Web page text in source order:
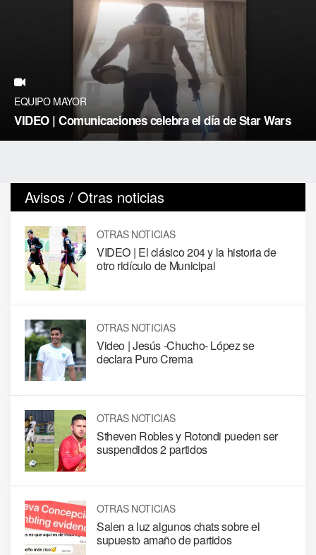
EQUIPO MAYOR
VIDEO | Comunicaciones celebra el día de Star Wars
Avisos / Otras noticias
OTRAS NOTICIAS
VIDEO | El clásico 204 y la historia de
otro ridículo de Municipal
OTRAS NOTICIAS
Video | Jesús -Chucho- López se
declara Puro Crema
OTRAS NOTICIAS
Stheven Robles y Rotondi pueden ser
suspendidos 2 partidos
OTRAS NOTICIAS
Salen a luz algunos chats sobre el
supuesto amaño de partidos